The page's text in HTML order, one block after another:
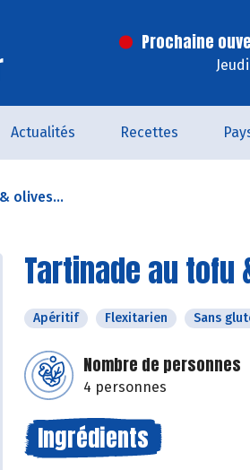
Prochaine
Actualités Recettes
olives...
Tartinade au tofu
Apéritif Flexitarien Sans
Nombre de personnes
4 personnes
Ingrédients